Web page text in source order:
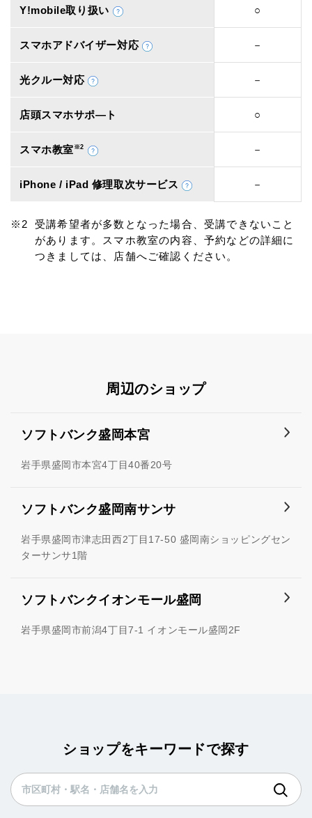
Y!mobile取り扱い ○
スマホアドバイザー対応 －
光クルー対応 －
店頭スマホサポ―ト ○
スマホ教室 ※2 －
iPhone / iPad 修理取次サービス －
受講希望者が多数となった場合、受講できないこと
があります。スマホ教室の内容、予約などの詳細に
つきましては、店舗へご確認ください。
周辺のショップ
ソフトバンク盛岡本宮
岩手県盛岡市本宮4丁目40番20号
ソフトバンク盛岡南サンサ
岩手県盛岡市津志田西2丁目17-50 盛岡南ショッピングセン
ターサンサ1階
ソフトバンクイオンモール盛岡
岩手県盛岡市前潟4丁目7-1 イオンモール盛岡2F
ショップをキーワードで探す